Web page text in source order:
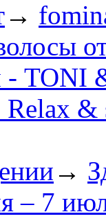
→
- TONI
&
→
– 7